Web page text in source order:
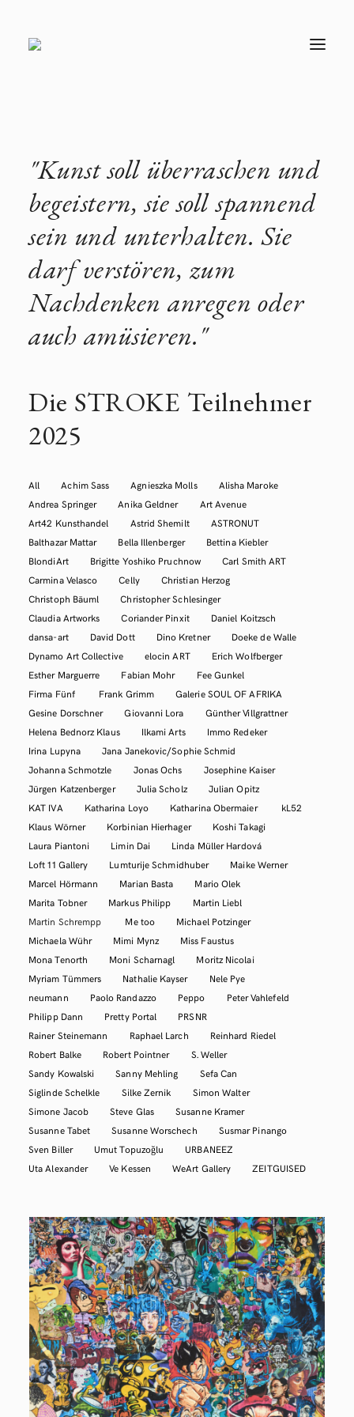
T
I
G
"Kunst soll überraschen und
begeistern, sie soll spannend
sein und unterhalten. Sie
darf verstören, zum
Nachdenken anregen oder
auch amüsieren."
Die STROKE Teilnehmer
2025
All Achim Sass Agnieszka Molls
Alisha Maroke
Andrea Springer
Anika Geldner
Art Avenue
Art42 Kunsthandel
Astrid Shemilt
ASTRONUT
Balthazar Mattar
Bella Illenberger
Bettina Kiebler
BlondiArt
Brigitte Yoshiko Pruchnow
Carl Smith ART
Carmina Velasco
Celly
Christian Herzog
Christoph Bäuml
Christopher Schlesinger
Claudia Artworks
Coriander Pinxit
Daniel Koitzsch
dansa-art
David Dott Dino Kretner
Doeke de Walle
Dynamo Art Collective
elocin ART
Erich Wolfberger
Esther Marguerre
Fabian Mohr
Fee Gunkel
Firma Fünf
Frank Grimm
Galerie SOUL OF AFRIKA
Gesine Dorschner
Giovanni Lora
Günther Villgrattner
Helena Bednorz Klaus
Ilkami Arts
Immo Redeker
Irina Lupyna
Jana Janekovic/Sophie Schmid
Johanna Schmotzle
Jonas Ochs
Josephine Kaiser
Jürgen Katzenberger
Julia Scholz
Julian Opitz
KAT IVA
Katharina Loyo Katharina Obermaier
kL52
Klaus Wörner
Korbinian Hierhager
Koshi Takagi
Laura Piantoni
Limin Dai
Linda Müller Hardová
Loft 11 Gallery
Lumturije Schmidhuber
Maike Werner
Marcel Hörmann
Marian Basta
Mario Olek
Marita Tobner
Markus Philipp
Martin Liebl
Martin Schrempp
Me too
Michael Potzinger
Michaela Wühr
Mimi Mynz
Miss Faustus
Mona Tenorth
Moni Scharnagl
Moritz Nicolai
Myriam Tümmers
Nathalie Kayser
Nele Pye
neumann
Paolo Randazzo Peppo
Peter Vahlefeld
Philipp Dann
Pretty Portal
PRSNR
Rainer Steinemann
Raphael Larch
Reinhard Riedel
Robert Balke
Robert Pointner
S. Weller
Sandy Kowalski
Sanny Mehling
Sefa Can
Siglinde Schelkle
Silke Zernik
Simon Walter
Simone Jacob
Steve Glas
Susanne Kramer
Susanne Tabet
Susanne Worschech
Susmar Pinango
Sven Biller
Umut Topuzoğlu
URBANEEZ
Uta Alexander
Ve Kessen WeArt Gallery ZEITGUISED